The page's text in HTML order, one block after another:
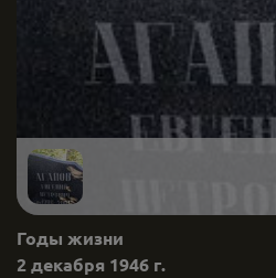
Годы жизни
2 декабря 1946 г.